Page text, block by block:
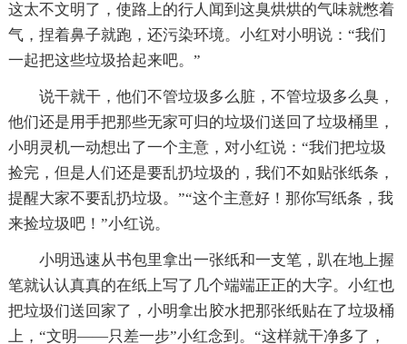
这太不文明了，使路上的行人闻到这臭烘烘的气味就憋着
气，捏着鼻子就跑，还污染环境。小红对小明说：“我们
一起把这些垃圾拾起来吧。”
说干就干，他们不管垃圾多么脏，不管垃圾多么臭，
他们还是用手把那些无家可归的垃圾们送回了垃圾桶里，
小明灵机一动想出了一个主意，对小红说：“我们把垃圾
捡完，但是人们还是要乱扔垃圾的，我们不如贴张纸条，
提醒大家不要乱扔垃圾。”“这个主意好！那你写纸条，我
来捡垃圾吧！”小红说。
小明迅速从书包里拿出一张纸和一支笔，趴在地上握
笔就认认真真的在纸上写了几个端端正正的大字。小红也
把垃圾们送回家了，小明拿出胶水把那张纸贴在了垃圾桶
上，“文明——只差一步”小红念到。“这样就干净多了，